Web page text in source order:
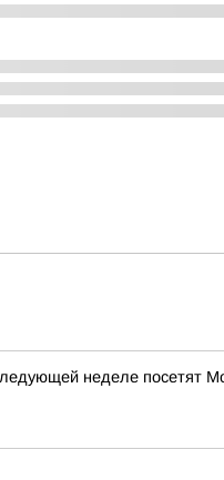
неделе посетят